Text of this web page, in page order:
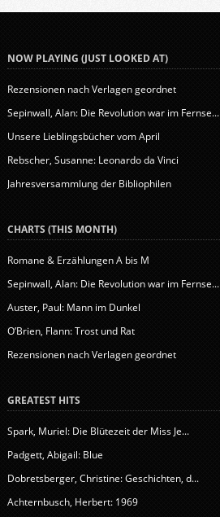
NOW PLAYING (JUST LOOKED AT)
Rezensionen nach Verlagen geordnet
Sepinwall, Alan: Die Revolution war im Fernse...
Unsere Lieblingsbücher vom April
Rebscher, Susanne: Leonardo da Vinci
Jahresversammlung der Bibliophilen
CHARTS (THIS MONTH)
Romane & Erzählungen A bis M
Sepinwall, Alan: Die Revolution war im Fernse...
Auster, Paul: Mann im Dunkel
O’Brien, Flann: Trost und Rat
Rezensionen nach Verlagen geordnet
GREATEST HITS
Spark, Muriel: Die Blütezeit der Miss Je...
Padgett, Abigail: Blue
Dobretsberger, Christine: Geschichten, d...
Achternbusch, Herbert: 1969